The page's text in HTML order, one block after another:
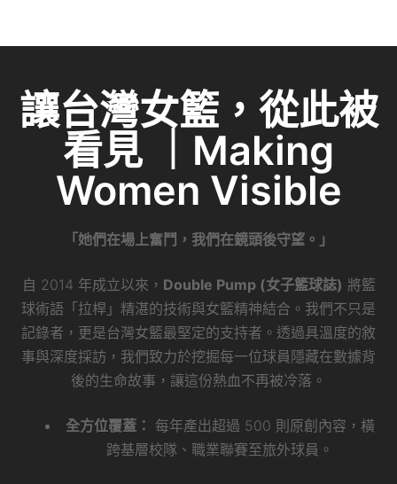
e
b
o
o
k
er l
h
at
e
dI
n
讓台灣女籃，從此被
看見 ｜Making
Women Visible
「她們在場上奮鬥，我們在鏡頭後守望。」
自 2014 年成立以來， Double Pump (女子籃球誌) 將籃
球術語「拉桿」精湛的技術與女籃精神結合。我們不只是
記錄者，更是台灣女籃最堅定的支持者。透過具溫度的敘
事與深度採訪，我們致力於挖掘每一位球員隱藏在數據背
後的生命故事，讓這份熱血不再被冷落。
全方位覆蓋： 每年產出超過 500 則原創內容，橫
跨基層校隊、職業聯賽至旅外球員。